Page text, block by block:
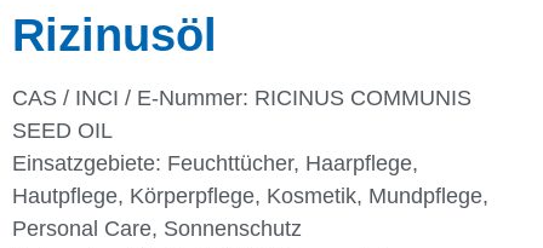
Rizinusöl
CAS / INCI / E-Nummer: RICINUS COMMUNIS
SEED OIL
Einsatzgebiete: Feuchttücher, Haarpflege,
Hautpflege, Körperpflege, Kosmetik, Mundpflege,
Personal Care, Sonnenschutz